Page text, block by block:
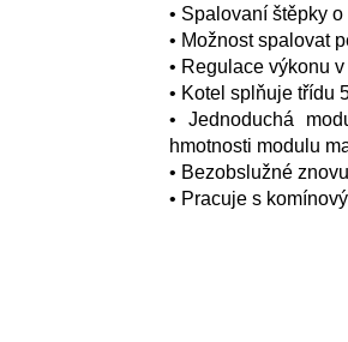
• Spalovaní štěpky
• Možnost spalovat
• Regulace výkonu
• Kotel splňuje třídu
• Jednoduchá
hmotnosti modulu
• Bezobslužné
• Pracuje s